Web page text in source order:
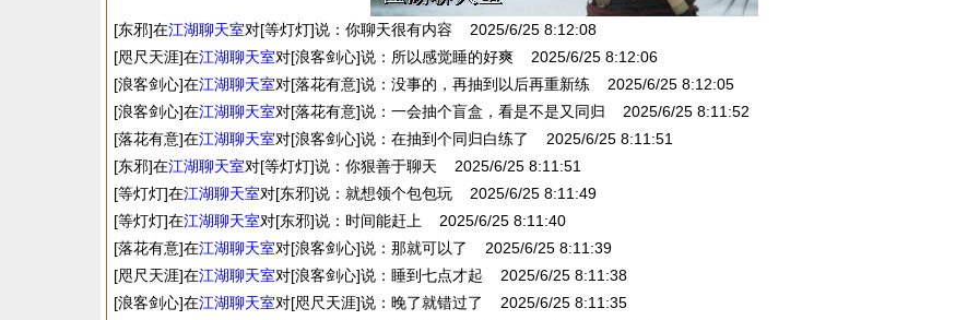
[东邪]在江湖聊天室对[等灯灯]说：你聊天很有内容 2025/6/25 8:12:08
[咫尺天涯]在江湖聊天室对[浪客剑心]说：所以感觉睡的好爽 2025/6/25 8:12:06
[浪客剑心]在江湖聊天室对[落花有意]说：没事的，再抽到以后再重新练 2025/6/25 8:12:05
[浪客剑心]在江湖聊天室对[落花有意]说：一会抽个盲盒，看是不是又同归 2025/6/25 8:11:52
[落花有意]在江湖聊天室对[浪客剑心]说：在抽到个同归白练了 2025/6/25 8:11:51
[东邪]在江湖聊天室对[等灯灯]说：你狠善于聊天 2025/6/25 8:11:51
[等灯灯]在江湖聊天室对[东邪]说：就想领个包包玩 2025/6/25 8:11:49
[等灯灯]在江湖聊天室对[东邪]说：时间能赶上 2025/6/25 8:11:40
[落花有意]在江湖聊天室对[浪客剑心]说：那就可以了 2025/6/25 8:11:39
[咫尺天涯]在江湖聊天室对[浪客剑心]说：睡到七点才起 2025/6/25 8:11:38
[浪客剑心]在江湖聊天室对[咫尺天涯]说：晚了就错过了 2025/6/25 8:11:35